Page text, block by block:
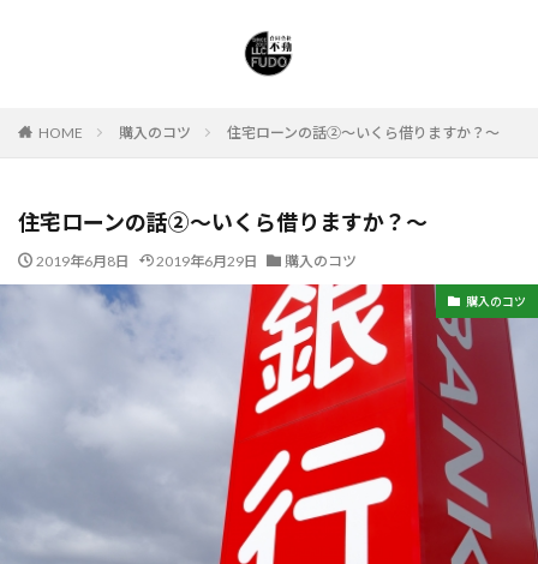
HOME 購入のコツ 住宅ローンの話②～いくら借りますか？～
住宅ローンの話②～いくら借りますか？～
2019年6月8日 2019年6月29日 購入のコツ
購入のコツ